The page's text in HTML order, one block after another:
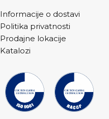
Informacije o dostavi
Politika privatnosti
Prodajne lokacije
Katalozi